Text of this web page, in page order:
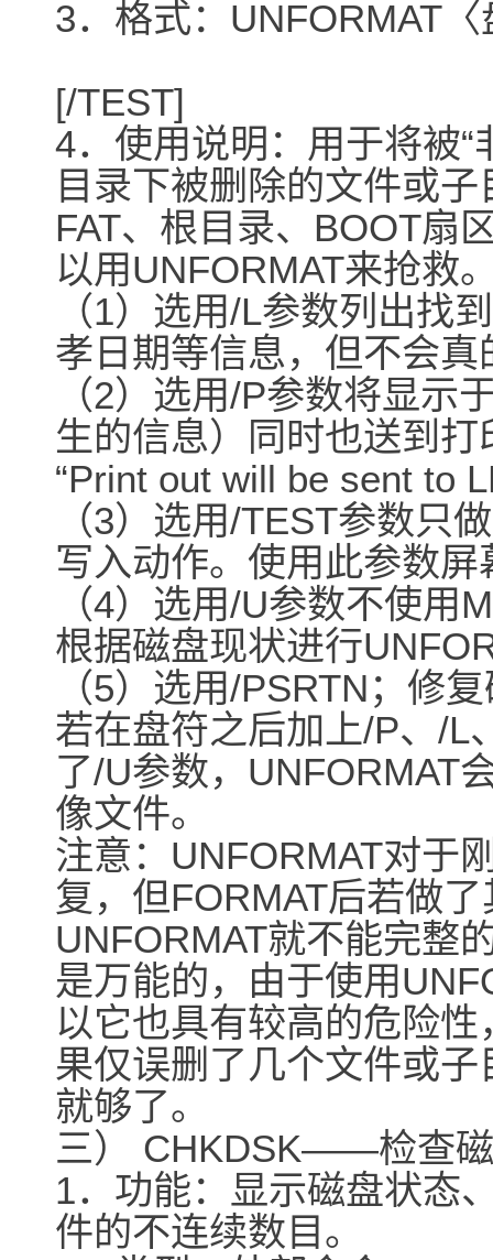
3．格式：UNFORMAT
[/TEST]
4．使用说明：用于将被
目录下被删除的文件或
FAT、根目录、BOOT扇
以用UNFORMAT来抢救
（1）选用/L参数列出找
孝日期等信息，但不会真
（2）选用/P参数将显示
生的信息）同时也送到
“Print out will be sent to
（3）选用/TEST参数只
写入动作。使用此参数屏
（4）选用/U参数不使用
根据磁盘现状进行
（5）选用/PSRTN；修
若在盘符之后加上/P、/L
了/U参数，UNFORMAT
像文件。
注意：UNFORMAT对于
复，但FORMAT后若做
UNFORMAT就不能完整
是万能的，由于使用
以它也具有较高的危险
果仅误删了几个文件或
就够了。
三） CHKDSK――检查
1．功能：显示磁盘状态
件的不连续数目。